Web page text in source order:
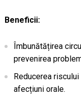
Beneficii:
Îmbunătățirea
prevenirea
Reducerea
afecțiuni orale.